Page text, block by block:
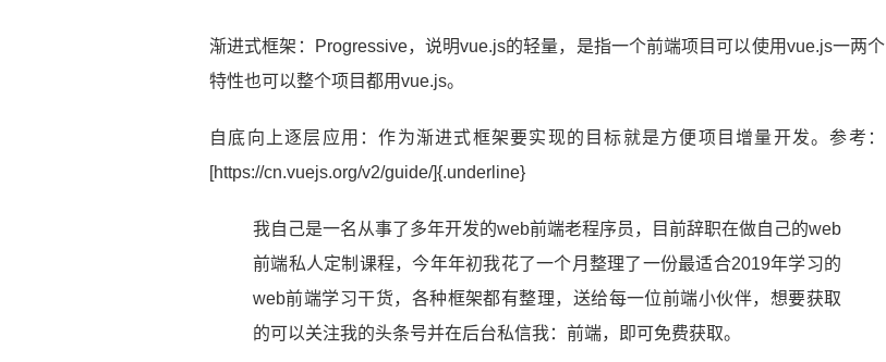
渐进式框架：Progressive，说明vue.js的轻量，是指一个前端项目可以使用vue.js一两个
特性也可以整个项目都用vue.js。
自底向上逐层应用：作为渐进式框架要实现的目标就是方便项目增量开发。参考：
[https://cn.vuejs.org/v2/guide/]{.underline}
我自己是一名从事了多年开发的web前端老程序员，目前辞职在做自己的web
前端私人定制课程，今年年初我花了一个月整理了一份最适合2019年学习的
web前端学习干货，各种框架都有整理，送给每一位前端小伙伴，想要获取
的可以关注我的头条号并在后台私信我：前端，即可免费获取。